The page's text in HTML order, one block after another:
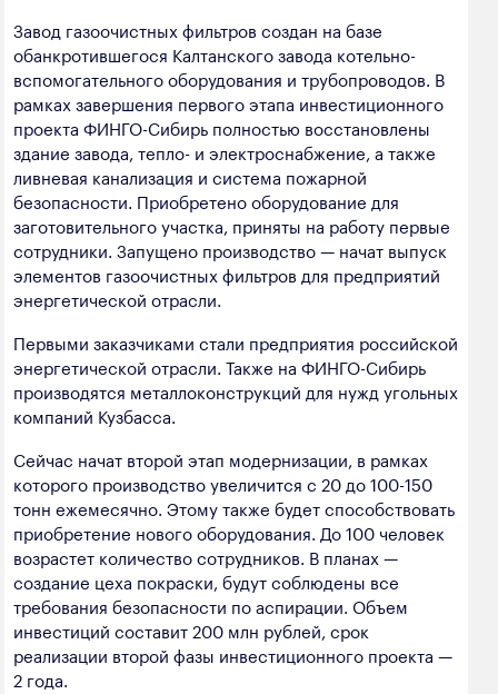
Завод газоочистных фильтров создан на базе
обанкротившегося Калтанского завода котельно-
вспомогательного оборудования и трубопроводов. В
рамках завершения первого этапа инвестиционного
проекта ФИНГО-Сибирь полностью восстановлены
здание завода, тепло- и электроснабжение, а также
ливневая канализация и система пожарной
безопасности. Приобретено оборудование для
заготовительного участка, приняты на работу первые
сотрудники. Запущено производство — начат выпуск
элементов газоочистных фильтров для предприятий
энергетической отрасли.
Первыми заказчиками стали предприятия российской
энергетической отрасли. Также на ФИНГО-Сибирь
производятся металлоконструкций для нужд угольных
компаний Кузбасса.
Сейчас начат второй этап модернизации, в рамках
которого производство увеличится с 20 до 100-150
тонн ежемесячно. Этому также будет способствовать
приобретение нового оборудования. До 100 человек
возрастет количество сотрудников. В планах —
создание цеха покраски, будут соблюдены все
требования безопасности по аспирации. Объем
инвестиций составит 200 млн рублей, срок
реализации второй фазы инвестиционного проекта —
2 года.